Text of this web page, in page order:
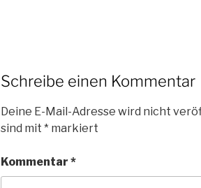
Schreibe einen Kommentar
Deine E-Mail-Adresse wird nicht
sind mit * markiert
Kommentar *